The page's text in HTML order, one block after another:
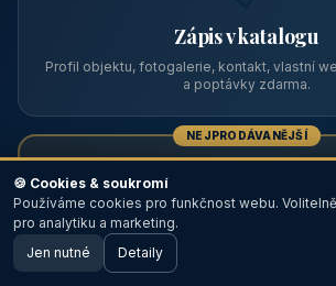
Zápis v katalogu
Profil objektu, fotogalerie, kontakt, vlastní
a poptávky zdarma.
NEJPRODÁVANĚJŠÍ
Prémiový partner
TOP pozice na titulce, přednost ve
🖥️ Desktop verze
🍪 Cookies & soukromí
Používáme cookies pro funkčnost webu.
pro analytiku a marketing.
Jen nutné Detaily